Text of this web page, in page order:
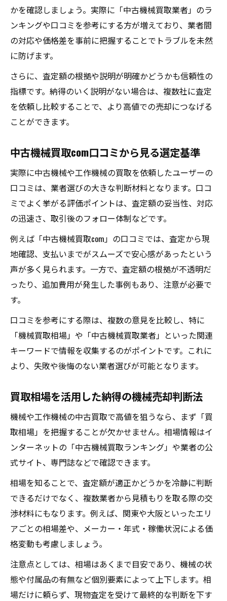
かを確認しましょう。実際に「中古機械買取業者」のラ
ンキングや口コミを参考にする方が増えており、業者間
の対応や価格差を事前に把握することでトラブルを未然
に防げます。
さらに、査定額の根拠や説明が明確かどうかも信頼性の
指標です。納得のいく説明がない場合は、複数社に査定
を依頼し比較することで、より高値での売却につなげる
ことができます。
中古機械買取com口コミから見る選定基準
実際に中古機械や工作機械の買取を依頼したユーザーの
口コミは、業者選びの大きな判断材料となります。口コ
ミでよく挙がる評価ポイントは、査定額の妥当性、対応
の迅速さ、取引後のフォロー体制などです。
例えば「中古機械買取com」の口コミでは、査定から現
地確認、支払いまでがスムーズで安心感があったという
声が多く見られます。一方で、査定額の根拠が不透明だ
ったり、追加費用が発生した事例もあり、注意が必要で
す。
口コミを参考にする際は、複数の意見を比較し、特に
「機械買取相場」や「中古機械買取業者」といった関連
キーワードで情報を収集するのがポイントです。これに
より、失敗や後悔のない業者選びが可能となります。
買取相場を活用した納得の機械売却判断法
機械や工作機械の中古買取で高値を狙うなら、まず「買
取相場」を把握することが欠かせません。相場情報はイ
ンターネットの「中古機械買取ランキング」や業者の公
式サイト、専門誌などで確認できます。
相場を知ることで、査定額が適正かどうかを冷静に判断
できるだけでなく、複数業者から見積もりを取る際の交
渉材料にもなります。例えば、関東や大阪といったエリ
アごとの相場差や、メーカー・年式・稼働状況による価
格変動も考慮しましょう。
注意点としては、相場はあくまで目安であり、機械の状
態や付属品の有無など個別要素によって上下します。相
場だけに頼らず、現物査定を受けて最終的な判断を下す